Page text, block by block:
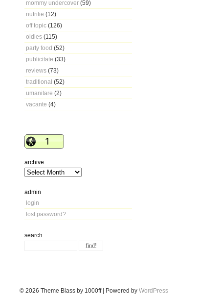
mommy undercover (59)
nutritie (12)
off topic (126)
oldies (115)
party food (52)
publicitate (33)
reviews (73)
traditional (52)
umanitare (2)
vacante (4)
archive
admin
login
lost password?
search
© 2026 Theme Blass by 1000ff | Powered by WordPress